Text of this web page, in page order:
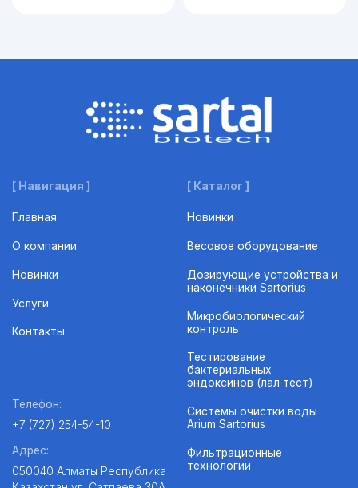
[ Навигация ]
Главная
О компании
Новинки
Услуги
Контакты
Телефон:
+7 (727) 254-54-10
Адрес:
050040 Алматы Республика
[ Каталог ]
Новинки
Весовое оборудование
Дозирующие устройства и
наконечники Sartorius
Микробиологический
контроль
Тестирование
бактериальных
эндоксинов (лал тест)
Системы очистки воды
Arium Sartorius
Фильтрационные
технологии